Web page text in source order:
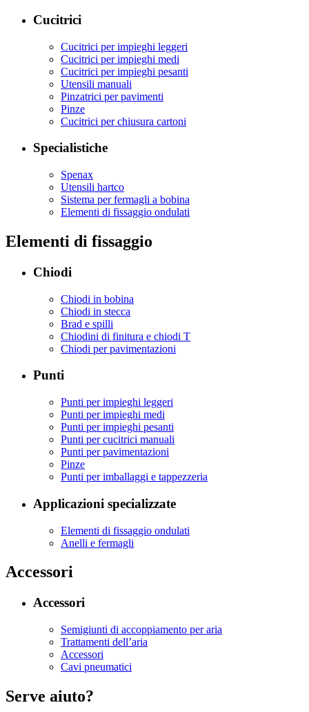
Cucitrici
Cucitrici per impieghi leggeri
Cucitrici per impieghi medi
Cucitrici per impieghi pesanti
Utensili manuali
Pinzatrici per pavimenti
Pinze
Cucitrici per chiusura cartoni
Specialistiche
Spenax
Utensili hartco
Sistema per fermagli a bobina
Elementi di fissaggio ondulati
Elementi di fissaggio
Chiodi
Chiodi in bobina
Chiodi in stecca
Brad e spilli
Chiodini di finitura e chiodi T
Chiodi per pavimentazioni
Punti
Punti per impieghi leggeri
Punti per impieghi medi
Punti per impieghi pesanti
Punti per cucitrici manuali
Punti per pavimentazioni
Pinze
Punti per imballaggi e tappezzeria
Applicazioni specializzate
Elementi di fissaggio ondulati
Anelli e fermagli
Accessori
Accessori
Semigiunti di accoppiamento per aria
Trattamenti dell’aria
Accessori
Cavi pneumatici
Serve aiuto?